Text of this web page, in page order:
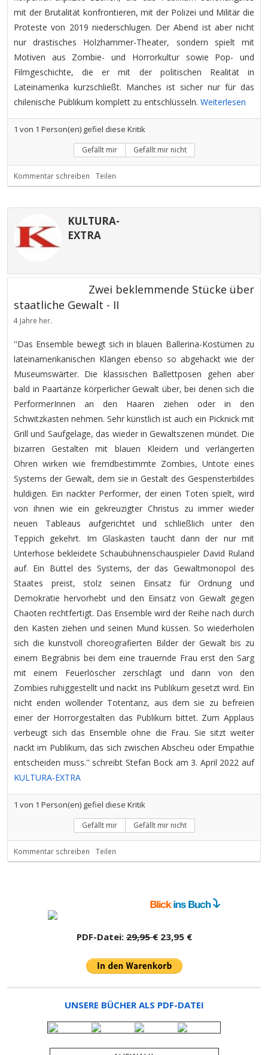
mit der Brutalität konfrontieren, mit der Polizei und Militär die
Proteste von 2019 niederschlugen. Der Abend ist aber nicht
nur drastisches Holzhammer-Theater, sondern spielt mit
Motiven aus Zombie- und Horrorkultur sowie Pop- und
Filmgeschichte, die er mit der politischen Realität in
Lateinamerika kurzschließt. Manches ist sicher nur für das
chilenische Publikum komplett zu entschlüsseln. Weiterlesen
1 von 1 Person(en) gefiel diese Kritik
Gefällt mir Gefällt mir nicht
Kommentar schreiben Teilen
KULTURA-
EXTRA
Zwei beklemmende Stücke über
staatliche Gewalt - II
4 Jahre her.
''Das Ensemble bewegt sich in blauen Ballerina-Kostümen zu
lateinamerikanischen Klängen ebenso so abgehackt wie der
Museumswärter. Die klassischen Ballettposen gehen aber
bald in Paartänze körperlicher Gewalt über, bei denen sich die
PerformerInnen an den Haaren ziehen oder in den
Schwitzkasten nehmen. Sehr künstlich ist auch ein Picknick mit
Grill und Saufgelage, das wieder in Gewaltszenen mündet. Die
bizarren Gestalten mit blauen Kleidern und verlängerten
Ohren wirken wie fremdbestimmte Zombies, Untote eines
Systems der Gewalt, dem sie in Gestalt des Gespensterbildes
huldigen. Ein nackter Performer, der einen Toten spielt, wird
von ihnen wie ein gekreuzigter Christus zu immer wieder
neuen Tableaus aufgerichtet und schließlich unter den
Teppich gekehrt. Im Glaskasten taucht dann der nur mit
Unterhose bekleidete Schaubühnenschauspieler David Ruland
auf. Ein Büttel des Systems, der das Gewaltmonopol des
Staates preist, stolz seinen Einsatz für Ordnung und
Demokratie hervorhebt und den Einsatz von Gewalt gegen
Chaoten rechtfertigt. Das Ensemble wird der Reihe nach durch
den Kasten ziehen und seinen Mund küssen. So wiederholen
sich die kunstvoll choreografierten Bilder der Gewalt bis zu
einem Begräbnis bei dem eine trauernde Frau erst den Sarg
mit einem Feuerlöscher zerschlägt und dann von den
Zombies ruhiggestellt und nackt ins Publikum gesetzt wird. Ein
nicht enden wollender Totentanz, aus dem sie zu befreien
einer der Horrorgestalten das Publikum bittet. Zum Applaus
verbeugt sich das Ensemble ohne die Frau. Sie sitzt weiter
nackt im Publikum, das sich zwischen Abscheu oder Empathie
entscheiden muss.'' schreibt Stefan Bock am 3. April 2022 auf
KULTURA-EXTRA
1 von 1 Person(en) gefiel diese Kritik
Gefällt mir Gefällt mir nicht
Kommentar schreiben Teilen
PDF-Datei:29,95 €23,95 €
UNSERE BÜCHER ALS PDF-DATEI